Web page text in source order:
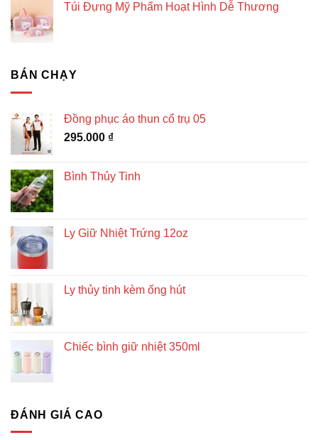
Túi Đựng Mỹ Phẩm Hoạt Hình Dễ Thương
BÁN CHẠY
Đồng phục áo thun cổ trụ 05
295.000 ₫
Bình Thủy Tinh
Ly Giữ Nhiệt Trứng 12oz
Ly thủy tinh kèm ống hút
Chiếc bình giữ nhiệt 350ml
ĐÁNH GIÁ CAO